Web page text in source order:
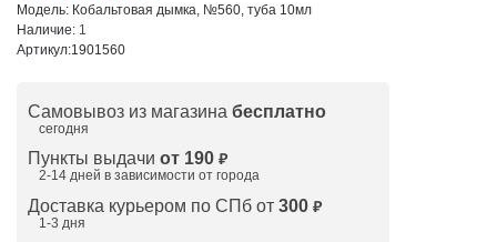
Модель: Кобальтовая дымка, №560, туба 10мл
Наличие: 1
Артикул:1901560
Самовывоз из магазина бесплатно
сегодня
Пункты выдачи от 190 ₽
2-14 дней в зависимости от города
Доставка курьером по СПб от 300 ₽
1-3 дня